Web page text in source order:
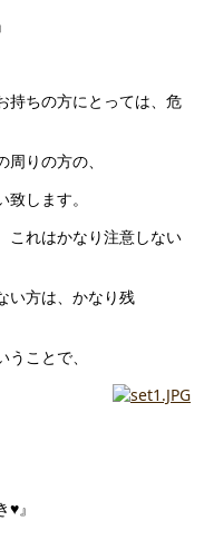
持ちの方にとっては、危
りの方の、
します。
これはかなり注意しない
い方は、かなり残
ことで、
』